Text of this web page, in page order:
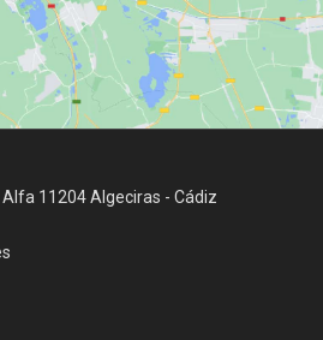
11204 Algeciras - Cádiz